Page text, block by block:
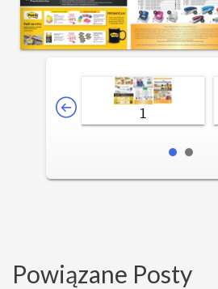
1
Powiązane Posty